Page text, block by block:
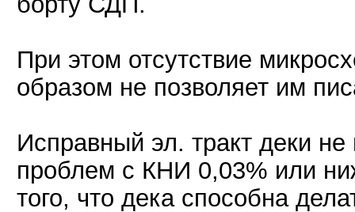
При этом отсутствие
образом не позволяет им
Исправный эл. тракт деки
проблем с КНИ 0,03% или
того, что дека способна